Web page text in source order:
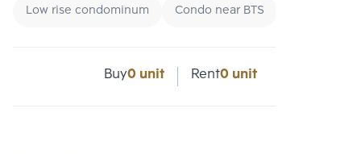
Low rise condominum Condo near BTS
Buy0 unit Rent0 unit